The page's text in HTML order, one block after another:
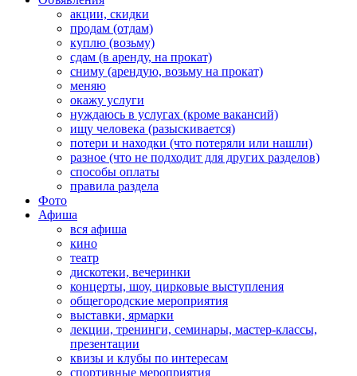
акции, скидки
продам (отдам)
куплю (возьму)
сдам (в аренду, на прокат)
сниму (арендую, возьму на прокат)
меняю
окажу услуги
нуждаюсь в услугах (кроме вакансий)
ищу человека (разыскивается)
потери и находки (что потеряли или нашли)
разное (что не подходит для других разделов)
способы оплаты
правила раздела
Фото
Афиша
вся афиша
кино
театр
дискотеки, вечеринки
концерты, шоу, цирковые выступления
общегородские мероприятия
выставки, ярмарки
лекции, тренинги, семинары, мастер-классы,
презентации
квизы и клубы по интересам
спортивные мероприятия